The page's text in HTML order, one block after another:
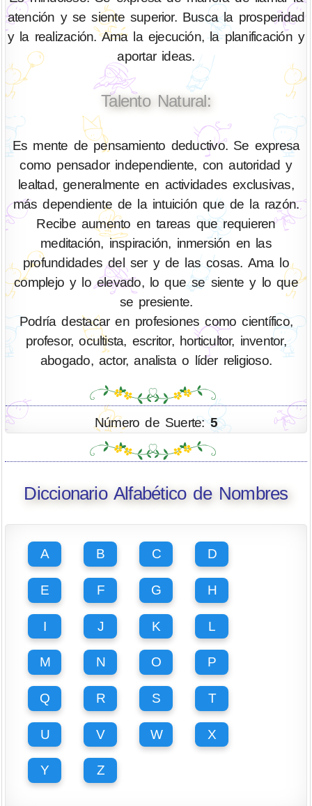
atención y se siente superior. Busca la prosperidad
y la realización. Ama la ejecución, la planificación y
aportar ideas.
Talento Natural:
Es mente de pensamiento deductivo. Se expresa
como pensador independiente, con autoridad y
lealtad, generalmente en actividades exclusivas,
más dependiente de la intuición que de la razón.
Recibe aumento en tareas que requieren
meditación, inspiración, inmersión en las
profundidades del ser y de las cosas. Ama lo
complejo y lo elevado, lo que se siente y lo que
se presiente.
Podría destacar en profesiones como científico,
profesor, ocultista, escritor, horticultor, inventor,
abogado, actor, analista o líder religioso.
Número de Suerte:5
Diccionario Alfabético de Nombres
A B C D
E F G H
I J K L
M N O P
Q R S T
U V W X
Y Z